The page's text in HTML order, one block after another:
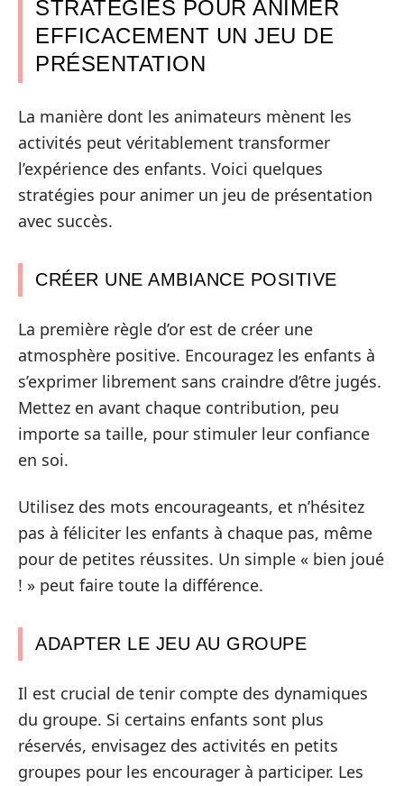
STRATÉGIES POUR ANIMER
EFFICACEMENT UN JEU DE
PRÉSENTATION
La manière dont les animateurs mènent les
activités peut véritablement transformer
l’expérience des enfants. Voici quelques
stratégies pour animer un jeu de présentation
avec succès.
CRÉER UNE AMBIANCE POSITIVE
La première règle d’or est de créer une
atmosphère positive. Encouragez les enfants à
s’exprimer librement sans craindre d’être jugés.
Mettez en avant chaque contribution, peu
importe sa taille, pour stimuler leur confiance
en soi.
Utilisez des mots encourageants, et n’hésitez
pas à féliciter les enfants à chaque pas, même
pour de petites réussites. Un simple « bien joué
! » peut faire toute la différence.
ADAPTER LE JEU AU GROUPE
Il est crucial de tenir compte des dynamiques
du groupe. Si certains enfants sont plus
réservés, envisagez des activités en petits
groupes pour les encourager à participer. Les